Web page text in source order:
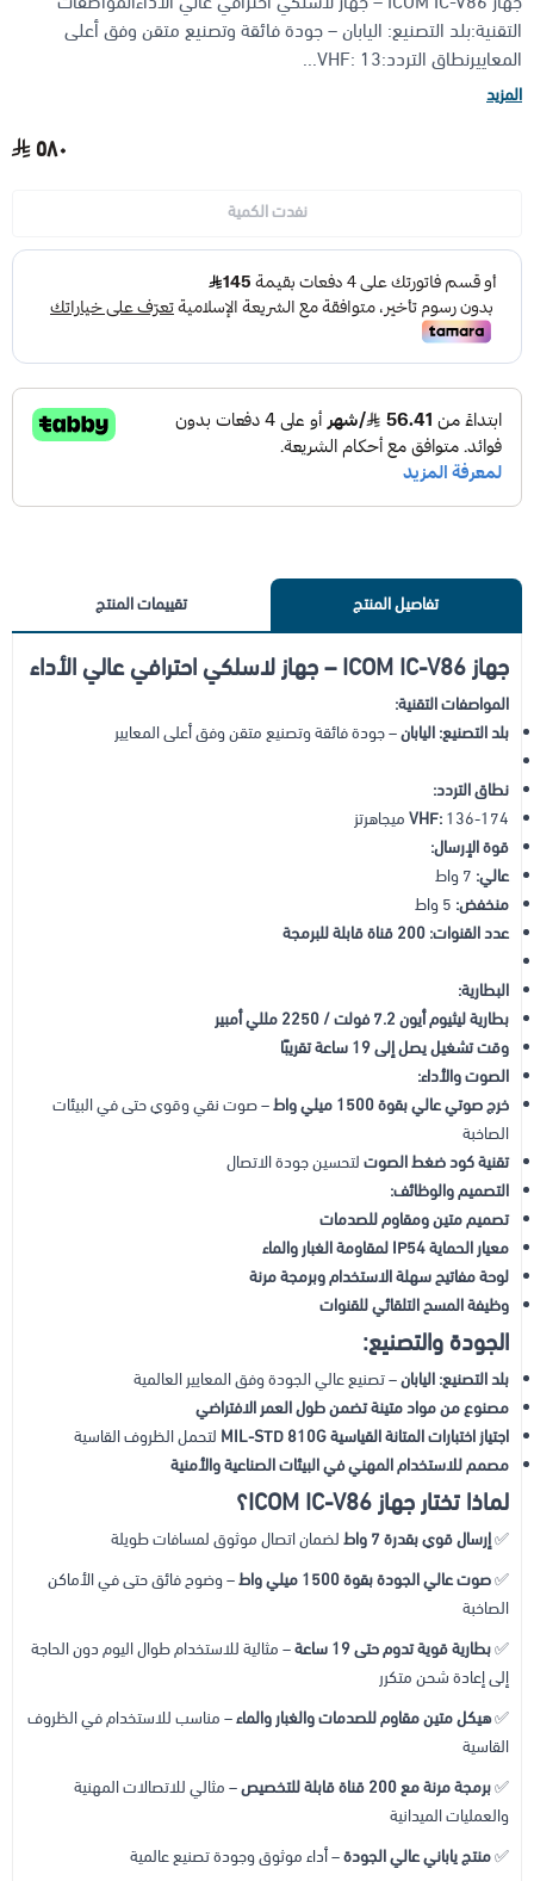
منتجات شركة فاس FAS
الأجهزة مضادة الانفجار (ATEX)
التقنية:بلد التصنيع: اليابان – جودة فائقة وتصنيع متقن وفق أعلى
المعاييرنطاق التردد:VHF: 13...
المزيد
٥٨٠
نفدت الكمية
تفاصيل المنتج تقييمات المنتج
جهاز ICOM IC-V86 – جهاز لاسلكي احترافي عالي الأداء
المواصفات التقنية:
بلد التصنيع: اليابان– جودة فائقة وتصنيع متقن وفق أعلى المعايير
نطاق التردد:
VHF:136-174 ميجاهرتز
قوة الإرسال:
عالي:7 واط
منخفض:5 واط
عدد القنوات: 200 قناة قابلة للبرمجة
البطارية:
بطارية ليثيوم أيون 7.2 فولت / 2250 مللي أمبير
وقت تشغيل يصل إلى 19 ساعة تقريبًا
الصوت والأداء:
خرج صوتي عالي بقوة 1500 ميلي واط
– صوت نقي وقوي حتى في البيئات
الصاخبة
تقنية كود ضغط الصوتلتحسين جودة الاتصال
التصميم والوظائف:
تصميم متين ومقاوم للصدمات
معيار الحماية IP54 لمقاومة الغبار والماء
لوحة مفاتيح سهلة الاستخدام وبرمجة مرنة
وظيفة المسح التلقائي للقنوات
الجودة والتصنيع:
بلد التصنيع: اليابان– تصنيع عالي الجودة وفق المعايير العالمية
مصنوع من مواد متينة تضمن طول العمر الافتراضي
اجتياز اختبارات المتانة القياسية MIL-STD 810G
لتحمل الظروف القاسية
مصمم للاستخدام المهني في البيئات الصناعية والأمنية
لماذا تختار جهاز ICOM IC-V86؟
✅إرسال قوي بقدرة 7 واط
لضمان اتصال موثوق لمسافات طويلة
✅صوت عالي الجودة بقوة 1500 ميلي واط
– وضوح فائق حتى في الأماكن
الصاخبة
✅بطارية قوية تدوم حتى 19 ساعة
– مثالية للاستخدام طوال اليوم دون الحاجة
إلى إعادة شحن متكرر
✅هيكل متين مقاوم للصدمات والغبار والماء– مناسب للاستخدام في الظروف
القاسية
✅برمجة مرنة مع 200 قناة قابلة للتخصيص
– مثالي للاتصالات المهنية
والعمليات الميدانية
✅منتج ياباني عالي الجودة– أداء موثوق وجودة تصنيع عالمية